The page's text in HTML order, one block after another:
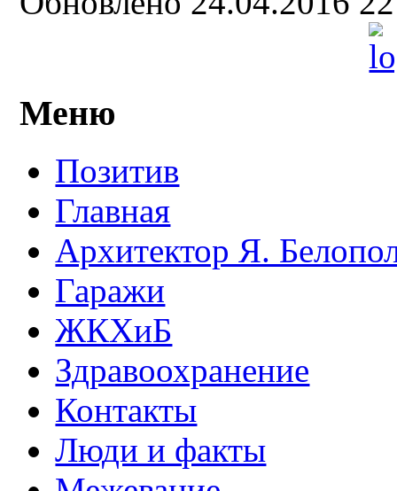
Меню
Позитив
Главная
Архитектор Я.
Гаражи
ЖКХиБ
Здравоохранение
Контакты
Люди и факты